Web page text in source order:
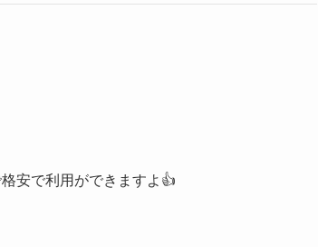
安で利用ができますよ👍